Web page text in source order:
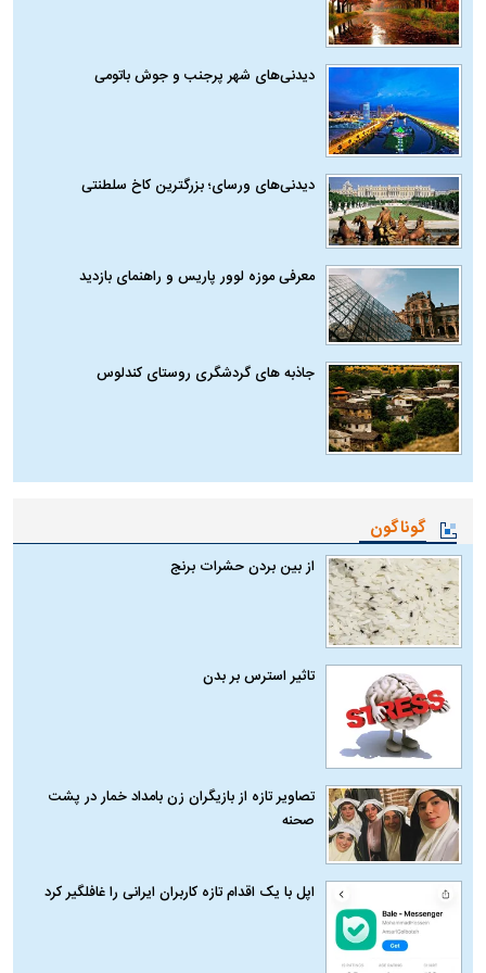
دیدنی‌های شهر پرجنب و جوش باتومی
دیدنی‌های ورسای؛ بزرگترین کاخ سلطنتی
معرفی موزه لوور پاریس و راهنمای بازدید
جاذبه های گردشگری روستای کندلوس
گوناگون
از بین بردن حشرات برنج
تاثیر استرس بر بدن
تصاویر تازه از بازیگران زن بامداد خمار در پشت
صحنه
اپل با یک اقدام تازه کاربران ایرانی را غافلگیر کرد